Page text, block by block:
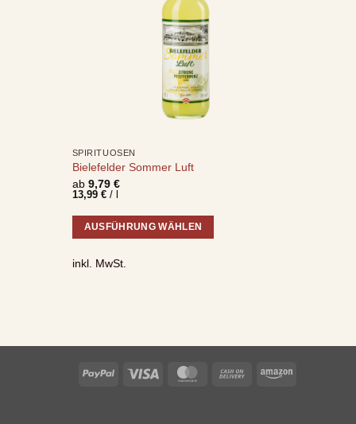
SPIRITUOSEN
Bielefelder Sommer Luft
ab 9,79 €
13,99 €/
AUSFÜHRUNG WÄHLEN
Produkt
Optionen
inkl. MwSt.
PayPal Visa MasterCardCash
Amazon